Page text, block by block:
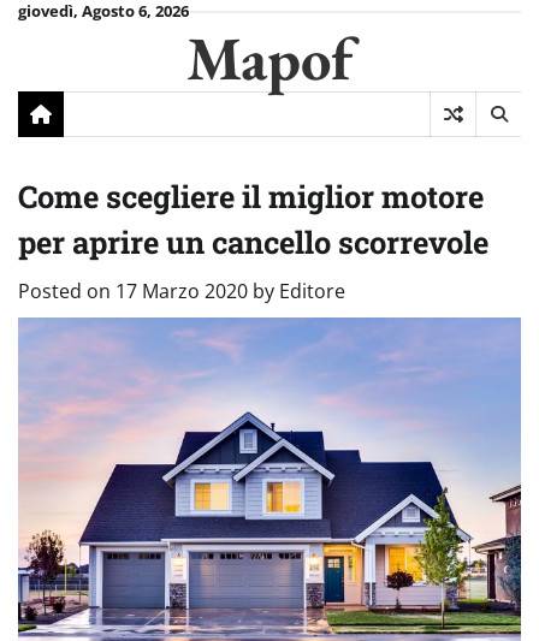
Skipgiovedì, Agosto 6, 2026
Mapof
Come scegliere il miglior motore
per aprire un cancello scorrevole
Posted on 17 Marzo 2020 by Editore